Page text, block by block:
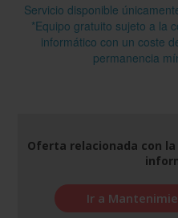
Servicio disponible
*Equipo gratuito sujeto a la
informático con un coste
permanencia
Oferta relacionada con
Ir a